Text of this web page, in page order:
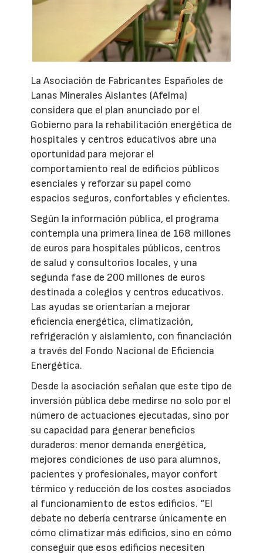
La Asociación de Fabricantes Españoles de
Lanas Minerales Aislantes (Afelma)
considera que el plan anunciado por el
Gobierno para la rehabilitación energética de
hospitales y centros educativos abre una
oportunidad para mejorar el
comportamiento real de edificios públicos
esenciales y reforzar su papel como
espacios seguros, confortables y eficientes.
Según la información pública, el programa
contempla una primera línea de 168 millones
de euros para hospitales públicos, centros
de salud y consultorios locales, y una
segunda fase de 200 millones de euros
destinada a colegios y centros educativos.
Las ayudas se orientarían a mejorar
eficiencia energética, climatización,
refrigeración y aislamiento, con financiación
a través del Fondo Nacional de Eficiencia
Energética.
Desde la asociación señalan que este tipo de
inversión pública debe medirse no solo por el
número de actuaciones ejecutadas, sino por
su capacidad para generar beneficios
duraderos: menor demanda energética,
mejores condiciones de uso para alumnos,
pacientes y profesionales, mayor confort
térmico y reducción de los costes asociados
al funcionamiento de estos edificios. “El
debate no debería centrarse únicamente en
cómo climatizar más edificios, sino en cómo
conseguir que esos edificios necesiten